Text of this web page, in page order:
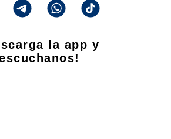
la app y